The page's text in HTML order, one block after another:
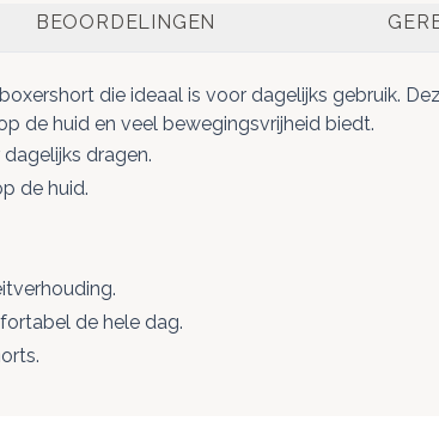
BEOORDELINGEN
die ideaal is voor dagelijks gebruik.
de huid en veel bewegingsvrijheid biedt.
dragen.
de huid.
de hele dag.